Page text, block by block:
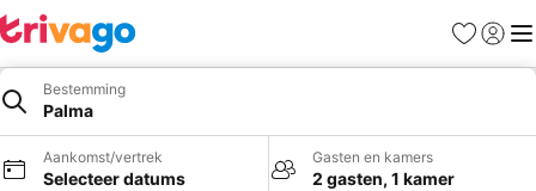
Favorieten
Bestemming
Palma
Aankomst/vertrek
Selecteer datums
Gasten en kamers
2 gasten, 1 kamer